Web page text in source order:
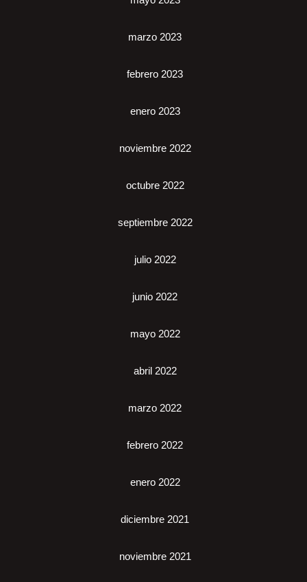
marzo 2023
febrero 2023
enero 2023
noviembre 2022
octubre 2022
septiembre 2022
julio 2022
junio 2022
mayo 2022
abril 2022
marzo 2022
febrero 2022
enero 2022
diciembre 2021
noviembre 2021